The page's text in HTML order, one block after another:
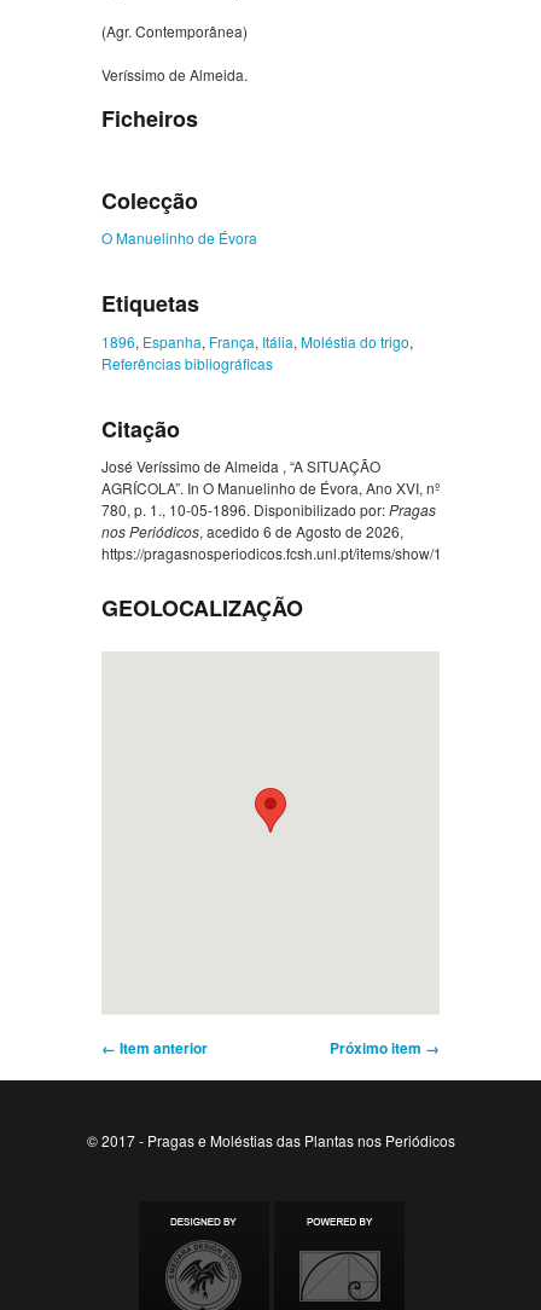
(Agr. Contemporânea)
Veríssimo de Almeida.
Ficheiros
Colecção
O Manuelinho de Évora
Etiquetas
1896, Espanha, França, Itália, Moléstia do trigo,
Referências bibliográficas
Citação
José Veríssimo de Almeida , “A SITUAÇÃO
AGRÍCOLA”. In O Manuelinho de Évora, Ano XVI, nº
780, p. 1., 10-05-1896. Disponibilizado por:Pragas
nos Periódicos, acedido 6 de Agosto de 2026,
https://pragasnosperiodicos.fcsh.unl.pt/items/show/1452
GEOLOCALIZAÇÃO
← Item anterior Próximo item →
© 2017 - Pragas e Moléstias das Plantas nos Periódicos